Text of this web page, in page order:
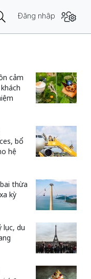
Đăng nhập
cảm
bổ
hệ
thừa
kỳ
lục, du